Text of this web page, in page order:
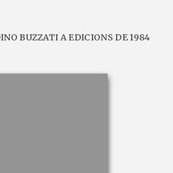
BUZZATI A EDICIONS DE 1984